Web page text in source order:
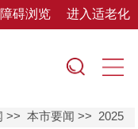
碍浏览 进入适老化
>>本市要闻 >> 2025